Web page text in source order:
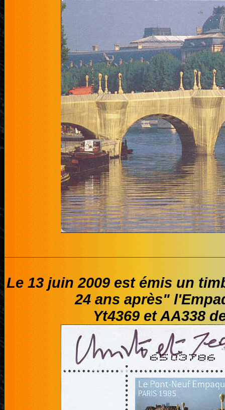
Le 13 juin 2009 est émis un
24 ans après"
Yt4369 et AA338